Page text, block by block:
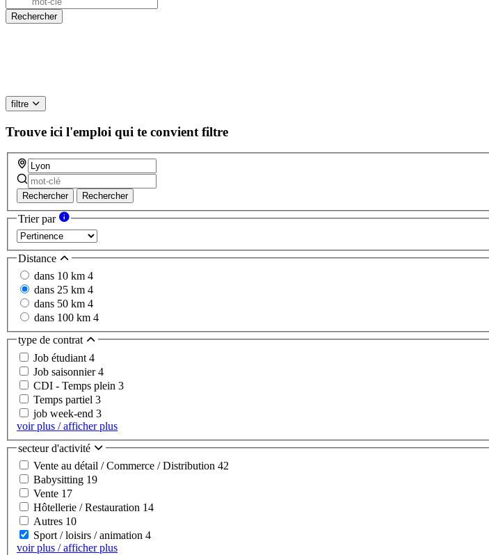
filtre
Trouve ici l'emploi qui te convient filtre
Rechercher Rechercher
Trier par
Distance
dans 10 km 4
dans 25 km 4
dans 50 km 4
dans 100 km 4
type de contrat
Job étudiant 4
Job saisonnier4
CDI - Temps plein 3
Temps partiel 3
job week-end 3
voir plus / afficher plus
secteur d'activité
Vente au détail / Commerce / Distribution 42
Babysitting 19
Vente 17
Hôtellerie / Restauration 14
Autres 10
Sport / loisirs / animation 4
voir plus / afficher plus